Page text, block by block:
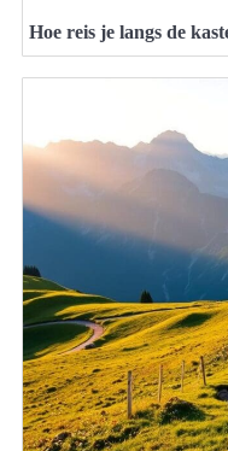
Hoe reis je langs de